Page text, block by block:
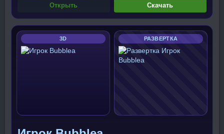
Открыть Скачать
3D РАЗВЕРТКА